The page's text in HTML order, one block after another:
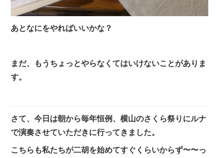
あとなにをやればいいかな？
まだ、もうちょっとやらなくてはいけないことがありま
す。
さて、今日は朝から毎年恒例、横山のさくら祭りにルナ
で演奏させていただきに行ってきました。
こちらも私たちが二胡を始めてすぐくらいからず〜〜っ